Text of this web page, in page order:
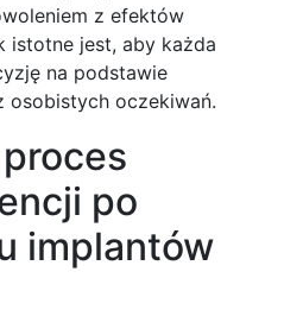
z efektów
istotne jest, aby każda
na podstawie
osobistych oczekiwań.
po
implantów